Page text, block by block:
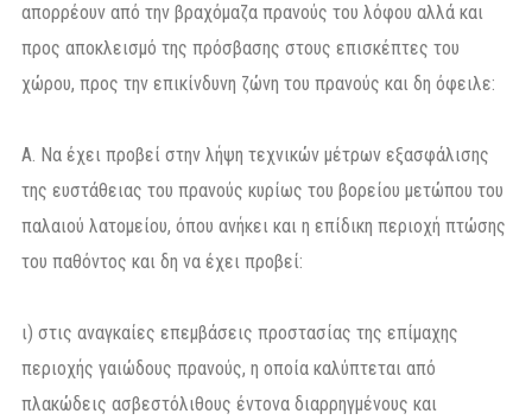
απορρέουν από την βραχόμαζα πρανούς του λόφου αλλά και
προς αποκλεισμό της πρόσβασης στους επισκέπτες του
χώρου, προς την επικίνδυνη ζώνη του πρανούς και δη όφειλε:
Α. Να έχει προβεί στην λήψη τεχνικών μέτρων εξασφάλισης
της ευστάθειας του πρανούς κυρίως του βορείου μετώπου του
παλαιού λατομείου, όπου ανήκει και η επίδικη περιοχή πτώσης
του παθόντος και δη να έχει προβεί:
ι) στις αναγκαίες επεμβάσεις προστασίας της επίμαχης
περιοχής γαιώδους πρανούς, η οποία καλύπτεται από
πλακώδεις ασβεστόλιθους έντονα διαρρηγμένους και